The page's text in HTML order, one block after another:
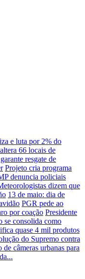
e luta por 2% do
66 locais de
resgate de
Projeto cria programa
denuncia policiais
dizem que
13 de maio: dia de
PGR pede ao
por coação Presidente
se consolida como
quase 4 mil produtos
do Supremo contra
câmeras urbanas para